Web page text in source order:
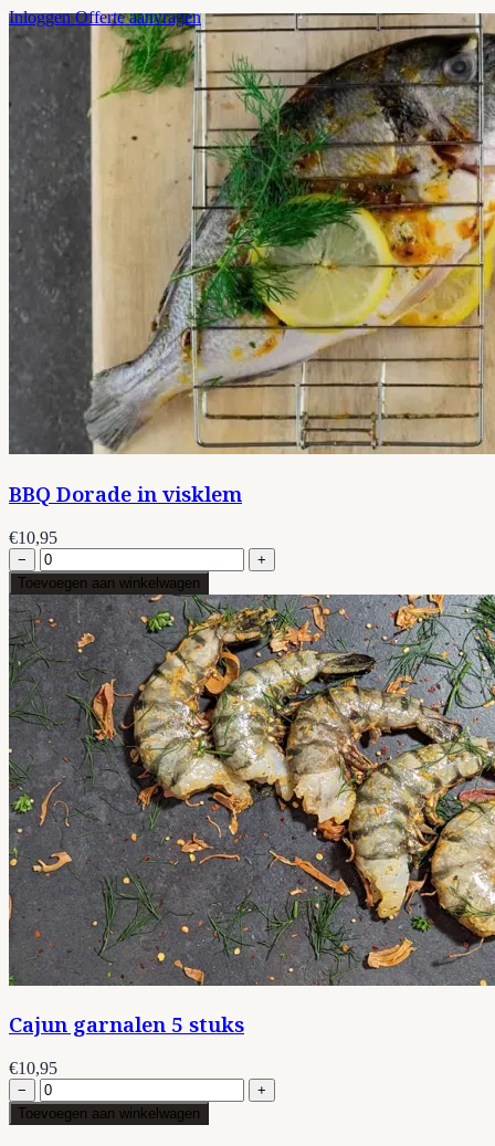
InloggenOfferte aanvragen
BBQ Dorade in visklem
€10,95
−
+
Toevoegen aan winkelwagen
Cajun garnalen 5 stuks
€10,95
−
+
Toevoegen aan winkelwagen